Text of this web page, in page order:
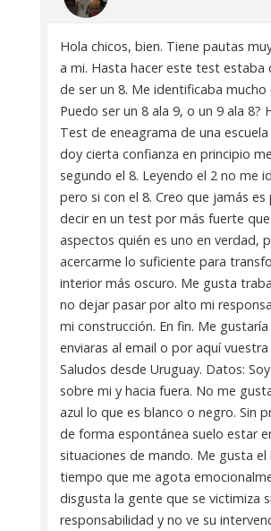
Hola chicos, bien. Tiene pautas
a mi. Hasta hacer este test estaba
de ser un 8. Me identificaba mucho
Puedo ser un 8 ala 9, o un 9 ala 8?
Test de eneagrama de una escuela
doy cierta confianza en principio
segundo el 8. Leyendo el 2 no me
pero si con el 8. Creo que jamás es
decir en un test por más fuerte que
aspectos quién es uno en verdad,
acercarme lo suficiente para
interior más oscuro. Me gusta
no dejar pasar por alto mi
mi construcción. En fin. Me gustaría
enviaras al email o por aquí
Saludos desde Uruguay. Datos:
sobre mi y hacia fuera. No me
azul lo que es blanco o negro. Sin
de forma espontánea suelo estar
situaciones de mando. Me gusta el
tiempo que me agota
disgusta la gente que se victimiza
responsabilidad y no ve su